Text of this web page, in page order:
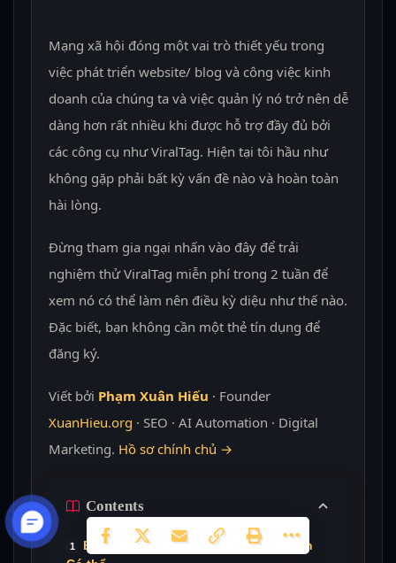
Mạng xã hội đóng một vai trò thiết yếu trong
việc phát triển website/ blog và công việc kinh
doanh của chúng ta và việc quản lý nó trở nên dễ
dàng hơn rất nhiều khi được hỗ trợ đầy đủ bởi
các công cụ như ViralTag. Hiện tại tôi hầu như
không gặp phải bất kỳ vấn đề nào và hoàn toàn
hài lòng.
Đừng tham gia ngại nhấn vào đây để trải
nghiệm thử ViralTag miễn phí trong 2 tuần để
xem nó có thể làm nên điều kỳ diệu như thế nào.
Đặc biết, bạn không cần một thẻ tín dụng để
đăng ký.
Viết bởi Phạm Xuân Hiếu · Founder
XuanHieu.org · SEO · AI Automation · Digital
Marketing. Hồ sơ chính chủ →
Contents
Biến điều Không thể thành Hoàn toàn